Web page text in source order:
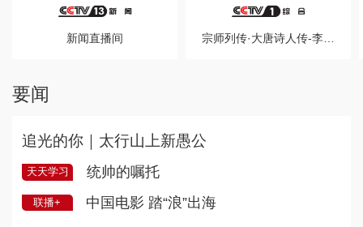
新闻直播间 宗师列传·大唐诗人传-李商隐
要闻
追光的你｜太行山上新愚公
天天学习 统帅的嘱托
联播+ 中国电影 踏“浪”出海